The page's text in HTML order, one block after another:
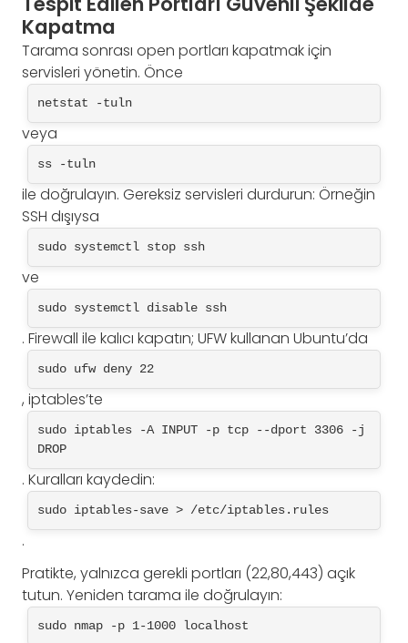
Kapatma
Tarama sonrası open portları kapatmak için
servisleri yönetin. Önce
netstat -tuln
veya
ss -tuln
ile doğrulayın. Gereksiz servisleri durdurun: Örneğin
SSH dışıysa
sudo systemctl stop ssh
ve
sudo systemctl disable ssh
. Firewall ile kalıcı kapatın; UFW kullanan Ubuntu’da
sudo ufw deny 22
, iptables’te
sudo iptables -A INPUT -p tcp --dport 3306 -j
DROP
. Kuralları kaydedin:
sudo iptables-save > /etc/iptables.rules
.
Pratikte, yalnızca gerekli portları (22,80,443) açık
tutun. Yeniden tarama ile doğrulayın:
sudo nmap -p 1-1000 localhost